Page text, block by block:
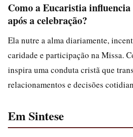
Como a Eucaristia
após a celebração?
Ela nutre a alma diariamente,
caridade e participação na Missa.
inspira uma conduta cristã que
relacionamentos e decisões
Em Sintese